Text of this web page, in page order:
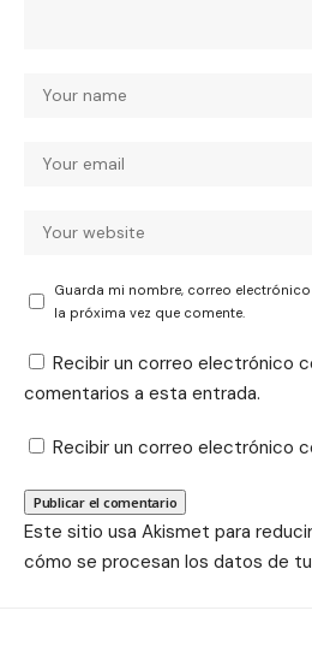
Guarda mi nombre, correo
la próxima vez que comente.
Recibir un correo electrónico
comentarios a esta entrada.
Recibir un correo electrónico
Este sitio usa Akismet para
cómo se procesan los datos de